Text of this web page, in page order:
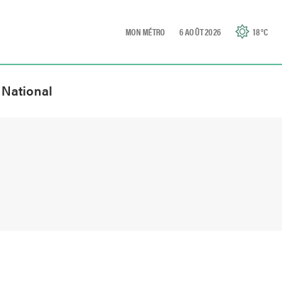
MON MÉTRO 6 AOÛT 2026 18°C
National